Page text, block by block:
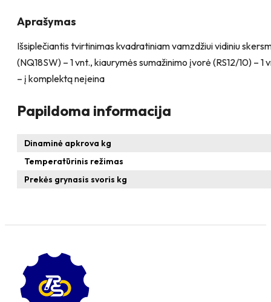
Aprašymas
Išsiplečiantis tvirtinimas kvadratiniam vamzdžiui vidiniu
(NQ18SW) – 1 vnt., kiaurymės sumažinimo įvorė (RS12/10) –
– į komplektą neįeina
Papildoma informacija
Dinaminė apkrova kg
Temperatūrinis režimas
Prekės grynasis svoris kg